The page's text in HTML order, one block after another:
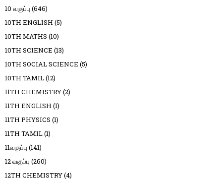
10 வகுப்பு (646)
10TH ENGLISH (5)
10TH MATHS (10)
10TH SCIENCE (13)
10TH SOCIAL SCIENCE (5)
10TH TAMIL(12)
11TH CHEMISTRY(2)
11TH ENGLISH (1)
11TH PHYSICS (1)
11TH TAMIL(1)
11வகுப்பு (141)
12 வகுப்பு (260)
12TH CHEMISTRY(4)